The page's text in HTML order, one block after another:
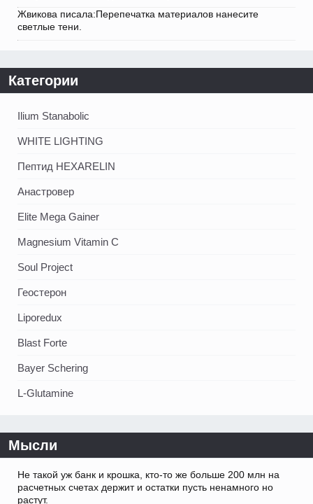
Жвикова писала:Перепечатка материалов нанесите
светлые тени.
Категории
Ilium Stanabolic
WHITE LIGHTING
Пептид HEXARELIN
Анастровер
Elite Mega Gainer
Magnesium Vitamin C
Soul Project
Геостерон
Liporedux
Blast Forte
Bayer Schering
L-Glutamine
Мысли
Не такой уж банк и крошка, кто-то же больше 200 млн на
расчетных счетах держит и остатки пусть ненамного но
растут.